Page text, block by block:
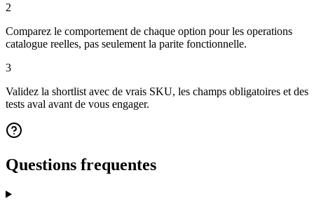
2
Comparez le comportement de chaque option pour les operations
catalogue reelles, pas seulement la parite fonctionnelle.
3
Validez la shortlist avec de vrais SKU, les champs obligatoires et des
tests aval avant de vous engager.
Questions frequentes